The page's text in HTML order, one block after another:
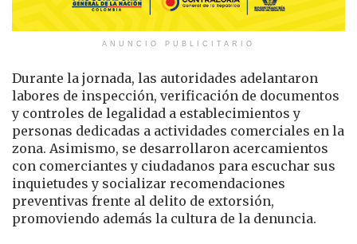
ANUNCIO PUBLICITARIO
Durante la jornada, las autoridades adelantaron
labores de inspección, verificación de documentos
y controles de legalidad a establecimientos y
personas dedicadas a actividades comerciales en la
zona. Asimismo, se desarrollaron acercamientos
con comerciantes y ciudadanos para escuchar sus
inquietudes y socializar recomendaciones
preventivas frente al delito de extorsión,
promoviendo además la cultura de la denuncia.